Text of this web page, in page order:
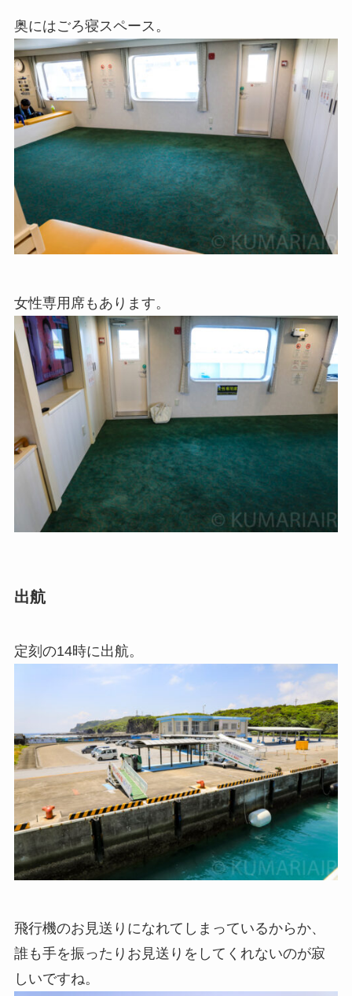
奥にはごろ寝スペース。
女性専用席もあります。
出航
定刻の14時に出航。
飛行機のお見送りになれてしまっているからか、
誰も手を振ったりお見送りをしてくれないのが寂
しいですね。